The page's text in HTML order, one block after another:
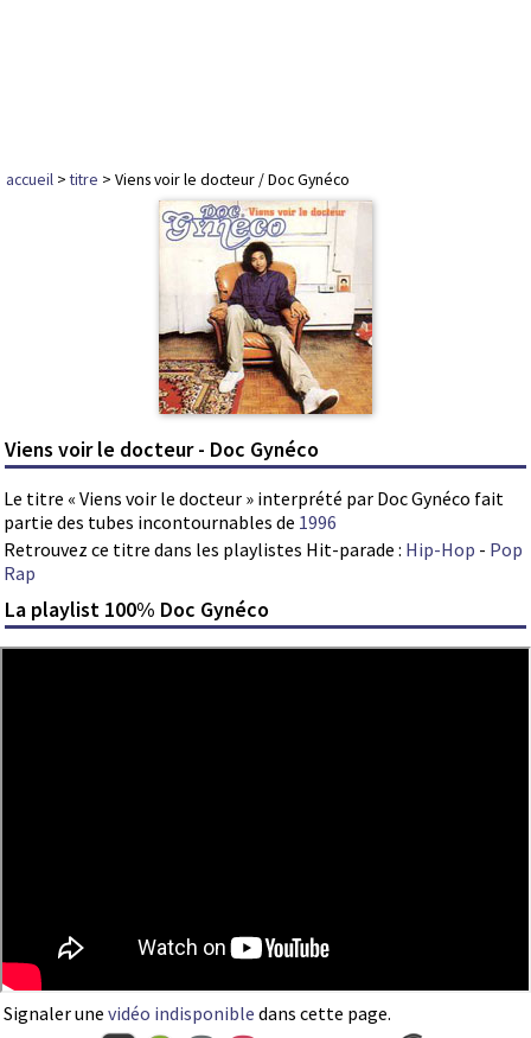
accueil >titre > Viens voir le docteur / Doc Gynéco
Viens voir le docteur - Doc Gynéco
Le titre « Viens voir le docteur » interprété par Doc Gynéco fait
partie des tubes incontournables de 1996
Retrouvez ce titre dans les playlistes Hit-parade : Hip-Hop - Pop
Rap
La playlist 100% Doc Gynéco
Signaler une vidéo indisponible dans cette page.